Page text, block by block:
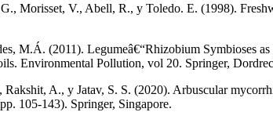
Morisset, V., Abell, R., y Toledo. E. (1998).
M.Á. (2011). Legumeâ€“Rhizobium Symbioses
Environmental Pollution, vol 20. Springer,
A., y Jatav, S. S. (2020). Arbuscular
105-143). Springer, Singapore.